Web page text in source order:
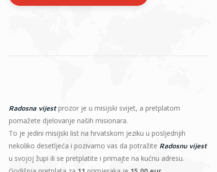
Radosna vijestprozor je u misijski svijet, a pretplatom
pomažete djelovanje naših misionara.
To je jedini misijski list na hrvatskom jeziku u posljednjih
nekoliko desetljeća i pozivamo vas da potražite Radosnu vijest
u svojoj župi ili se pretplatite i primajte na kućnu adresu.